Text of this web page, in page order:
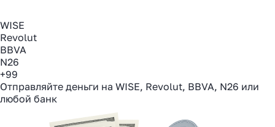
WISE
Revolut
BBVA
N26
+99
Отправляйте деньги на WISE, Revolut, BBVA, N26 или
любой банк